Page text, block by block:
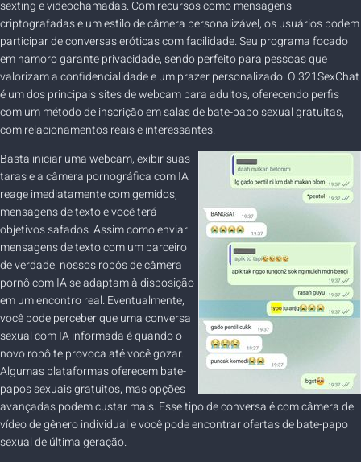
sexting e videochamadas. Com recursos como mensagens
criptografadas e um estilo de câmera personalizável, os usuários podem
participar de conversas eróticas com facilidade. Seu programa focado
em namoro garante privacidade, sendo perfeito para pessoas que
valorizam a confidencialidade e um prazer personalizado. O 321SexChat
é um dos principais sites de webcam para adultos, oferecendo perfis
com um método de inscrição em salas de bate-papo sexual gratuitas,
com relacionamentos reais e interessantes.
Basta iniciar uma webcam, exibir suas
taras e a câmera pornográfica com IA
reage imediatamente com gemidos,
mensagens de texto e você terá
objetivos safados. Assim como enviar
mensagens de texto com um parceiro
de verdade, nossos robôs de câmera
pornô com IA se adaptam à disposição
em um encontro real. Eventualmente,
você pode perceber que uma conversa
sexual com IA informada é quando o
novo robô te provoca até você gozar.
Algumas plataformas oferecem bate-
papos sexuais gratuitos, mas opções
avançadas podem custar mais. Esse tipo de conversa é com câmera de
vídeo de gênero individual e você pode encontrar ofertas de bate-papo
sexual de última geração.